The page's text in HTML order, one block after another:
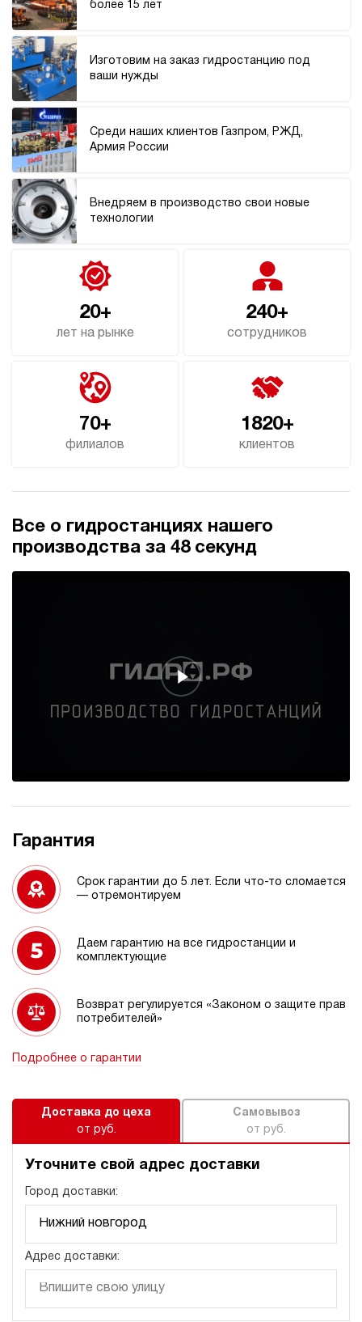
Гидростанция НПР-3И162Т
Хит продаж
103 981 руб -17% 121 658 руб Купить
Гидростанция НПР-3И182Т
4.6
103 981 руб
пневматический
более 15 лет
Изготовим на заказ гидростанцию под
ваши нужды
Среди наших клиентов Газпром, РЖД,
Армия России
Внедряем в производство свои новые
технологии
20+
лет на рынке
240+
сотрудников
70+
филиалов
1820+
клиентов
Все о гидростанциях нашего
производства за 48 секунд
Гарантия
Срок гарантии до 5 лет. Если что-то сломается
— отремонтируем
Даем гарантию на все гидростанции и
комплектующие
Возврат регулируется «Законом о защите прав
потребителей»
Подробнее о гарантии
Доставка до цеха
от руб.
Самовывоз
от руб.
Уточните свой адрес доставки
Город доставки:
Адрес доставки: